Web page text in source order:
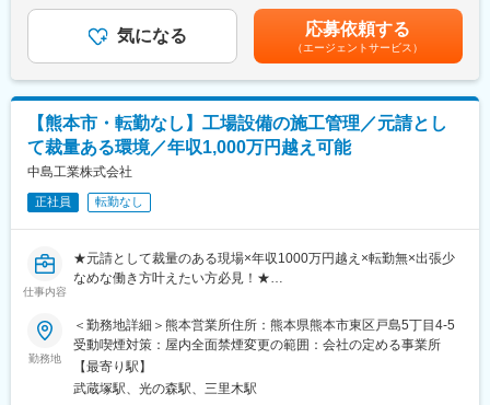
クライアント企業に妥協のない、こだわりの技術を提供できるよ
うに体制を整えています。
【仕事内容】
・顧客／在庫管理、問い合わせ対応など店舗運営全般
【POINT】
・単発接客ではなく“関係構築型”の提案営業
・購入後のフォローまで一貫して担当
・「またあなたに相談したい」と言われる関係づくり
【未経験歓迎｜9割が異業種出身】
アパレル、保育士、不動産、飲食など様々な経歴の先輩が活躍
中。知識は入社後に習得可能。OJT＋ペア接客で安心してスター
【こんな方へおススメ】
・人と話すことが好き
・働き方を整えつつ、しっかり稼ぎたい！
含む）＜昇給有無＞有＜残業手当＞有＜給与補足＞■給与改定年2
回 ※成果と行動目標の評価により決定■賞与年2回（7月・12月／
昨年度実績：4ヶ月分）■3ヶ月ごとにインセンティブ支給賃金は
あくまでも目安の金額であり、選考を通じて上下する可能性があ
ります。月給(月額)は固定手当を含めた表記です。
気になる 応募依頼する
（エージェントサービス）
【熊本市・転勤なし】工場設備の施工管理／元請とし
て裁量ある環境／年収1,000万円越え可能
中島工業株式会社
正社員 転勤なし
仕事内容
★元請として裁量のある現場×年収1000万円越え×転勤無×出張少
なめな働き方叶えたい方必見！★
■当社について
水と空気という産業の生命線を守り、工場の設備工事を行う、創
業100年を超える工場設備エンジニアリング企業です！
主に、食品（日清食品/明治）、電気（三菱電機）、半導体
（TSMC/東京エレクトロン）など日本を代表する大手メーカー様
勤務地
＜勤務地詳細＞熊本営業所住所：熊本県熊本市東区戸島5丁目4-5
受動喫煙対策：屋内全面禁煙変更の範囲：会社の定める事業所
【最寄り駅】
武蔵塚駅、光の森駅、三里木駅